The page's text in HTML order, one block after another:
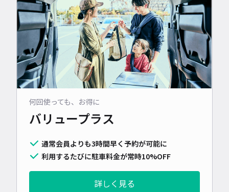
何回使っても、お得に
バリュープラス
通常会員よりも3時間早く予約が可能に
利用するたびに駐車料金が常時10%OFF
詳しく見る